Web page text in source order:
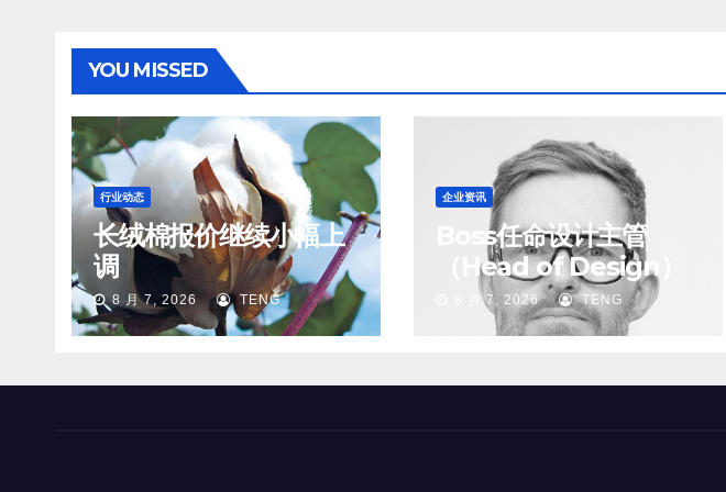
YOU MISSED
行业动态
长绒棉报价继续小幅上
调
8 月 7, 2026 TENG
企业资讯
Boss任命设计主管
（Head of Design）
8 月 7, 2026 TENG